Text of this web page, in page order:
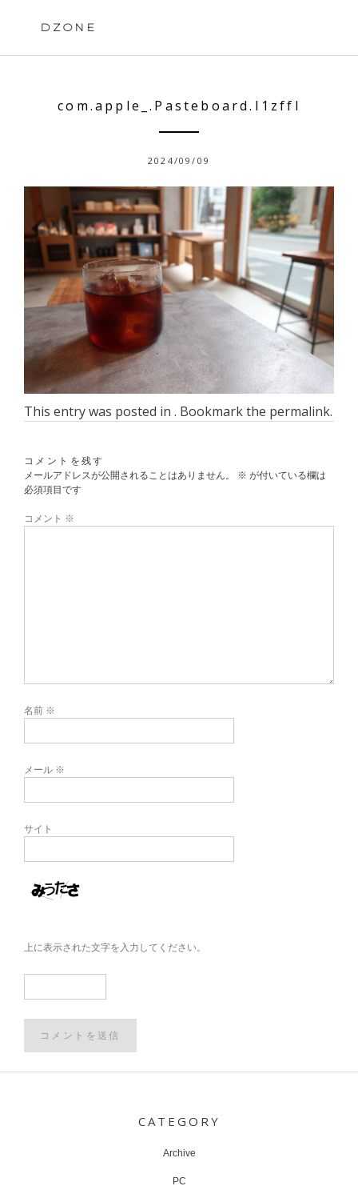
DZONE
com.apple_.Pasteboard.I1zffl
2024/09/09
This entry was posted in . Bookmark the permalink.
コメントを残す
メールアドレスが公開されることはありません。
※ が付いている欄は
必須項目です
コメント ※
名前 ※
メール ※
サイト
上に表示された文字を入力してください。
CATEGORY
Archive
PC